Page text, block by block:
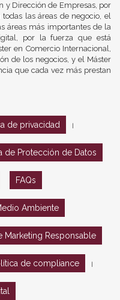
y Dirección de Empresas, por
las áreas de negocio, el
áreas más importantes de la
por la fuerza que está
en Comercio Internacional,
de los negocios, y el Máster
que cada vez más prestan
de privacidad
de Protección de Datos
FAQs
Ambiente
Marketing Responsable
de compliance